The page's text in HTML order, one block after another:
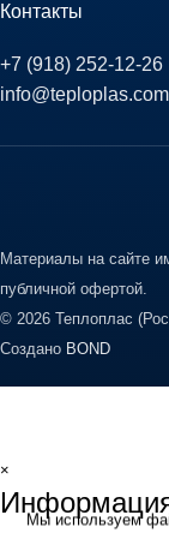
Контакты
+7 (918) 252-12-26
info@teploplas.com
Материалы на сайте
публичной офертой.
© 2026 Теплоплас
Создано BOND
Мы используем
×